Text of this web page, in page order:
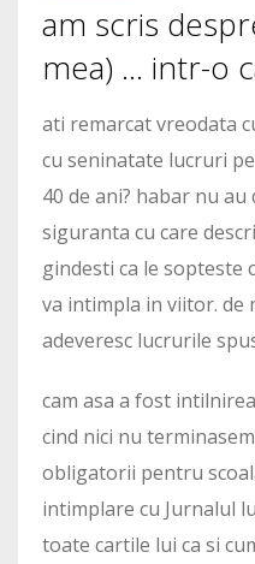
am scris
mea) … intr-o
ati remarcat vreodata
cu seninatate lucruri
40 de ani? habar nu
siguranta cu care
gindesti ca le sopteste
va intimpla in viitor. de
adeveresc lucrurile
cam asa a fost
cind nici nu
obligatorii pentru
intimplare cu Jurnalul
toate cartile lui ca si